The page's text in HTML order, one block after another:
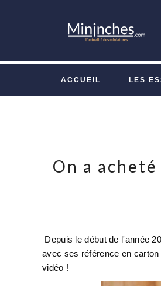
ACCUEIL LES
On a
Depuis le début de l'année
avec ses référence en
vidéo !